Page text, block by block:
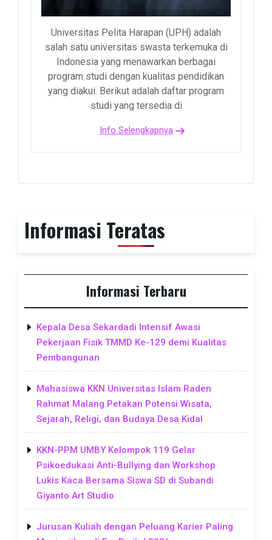
Universitas Pelita Harapan (UPH) adalah
salah satu universitas swasta terkemuka di
Indonesia yang menawarkan berbagai
program studi dengan kualitas pendidikan
yang diakui. Berikut adalah daftar program
studi yang tersedia di
Info Selengkapnya
Informasi Teratas
Informasi Terbaru
Kepala Desa Sekardadi Intensif Awasi
Pekerjaan Fisik TMMD Ke-129 demi Kualitas
Pembangunan
Mahasiswa KKN Universitas Islam Raden
Rahmat Malang Petakan Potensi Wisata,
Sejarah, Religi, dan Budaya Desa Kidal
KKN-PPM UMBY Kelompok 119 Gelar
Psikoedukasi Anti-Bullying dan Workshop
Lukis Kaca Bersama Siswa SD di Subandi
Giyanto Art Studio
Jurusan Kuliah dengan Peluang Karier Paling